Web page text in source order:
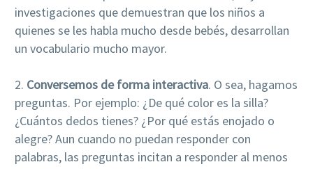
investigaciones que demuestran que los niños a
quienes se les habla mucho desde bebés, desarrollan
un vocabulario mucho mayor.
2. Conversemos de forma interactiva. O sea, hagamos
preguntas. Por ejemplo: ¿De qué color es la silla?
¿Cuántos dedos tienes? ¿Por qué estás enojado o
alegre? Aun cuando no puedan responder con
palabras, las preguntas incitan a responder al menos